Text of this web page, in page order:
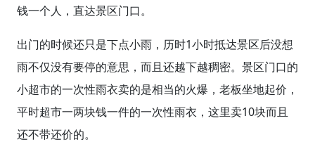
钱一个人，直达景区门口。
出门的时候还只是下点小雨，历时1小时抵达景区后没想
雨不仅没有要停的意思，而且还越下越稠密。景区门口的
小超市的一次性雨衣卖的是相当的火爆，老板坐地起价，
平时超市一两块钱一件的一次性雨衣，这里卖10块而且
还不带还价的。